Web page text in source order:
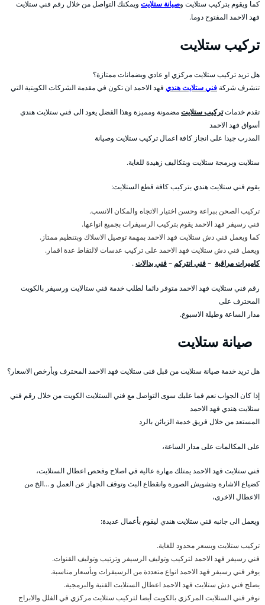
كما ويقوم بتركيب ستلايت وصيانة ستلايت ويمكنك التواصل من خلال رقم فني ستلايت
فهد الاحمد المفتوح دوما.
تركيب ستلايت
هل تريد تركيب ستلايت مركزي او عادي وبضمانات ممتازة؟
تتشرف شركةفني ستلايت هندي فهد الاحمد ان تكون في مقدمة الشركات الكويتية التي
تقدم خدماتتركيب ستلايتمضمونة ومميزة وهذا الفضل يعود الى فني ستلايت هندي
أسواق فهد الاحمد
المدرب جيدا على انجاز كافة اعمال تركيب ستلايت وصيانة
ستلايت وبرمجة ستلايت وبتكاليف زهيدة للغاية.
يقوم فني ستلايت هندي بتركيب كافة قطع الستلايت:
تركيب الصحن ببراعة وحسن اختيار الاتجاه والمكان الانسب.
فني رسيفر فهد الاحمد يقوم بتركيب الرسيفرات بجميع انواعها.
كما ويعمل فني دش ستلايت فهد الاحمد بمهمة توصيل الاسلاك وبتنظيم ممتاز.
ويعمل فني دش ستلايت فهد الاحمد على تركيب عدسات لالتقاط عدة اقمار.
كاميرات مراقبة –فني انتركم –فني بدالات.
رقم فني ستلايت فهد الاحمد متوفر دائما لطلب خدمة فني ستالايت ورسيفر بالكويت
المحترف على
مدار الساعة وطيلة الاسبوع.
صيانة ستلايت
هل تريد خدمة صيانة ستلايت من قبل فنى ستلايت فهد الاحمد المحترف وبأرخص الاسعار؟
إذا كان الجواب نعم فما عليك سوى التواصل مع فني الستلايت الكويت من خلال رقم فني
ستلايت هندي فهد الاحمد
المستعد من خلال فريق خدمة الزبائن بالرد
على المكالمات على مدار الساعة،
فني ستلايت فهد الاحمد يمتلك مهارة عالية في اصلاح وفحص اعطال الستلايت،
كضياع الاشارة وتشويش الصورة وانقطاع البث وتوقف الجهاز عن العمل و …الخ من
الاعطال الاخرى،
ويعمل الى جانبه فني ستلايت هندي ليقوم بأعمال عديدة:
تركيب ستلايت وبسعر محدود للغاية.
فني رسيفر فهد الاحمد لتركيب وتوليف الرسيفر وترتيب وتوليف القنوات.
يوفر فني رسيفر فهد الاحمد انواع متعددة من الرسيفرات وبأسعار مناسبة.
يصلح فني دش ستلايت فهد الاحمد اعطال الستلايت الفنية والبرمجية.
نوفر فني الستلايت المركزي بالكويت أيضا لتركيب ستلايت مركزي في الفلل والابراج